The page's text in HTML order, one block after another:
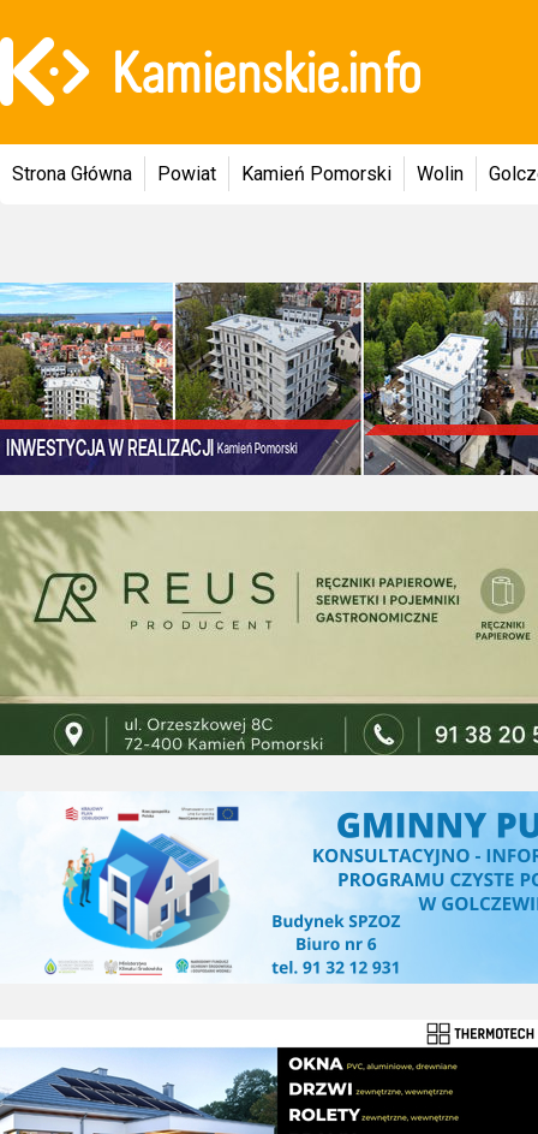
Strona Główna Powiat Kamień Pomorski Wolin